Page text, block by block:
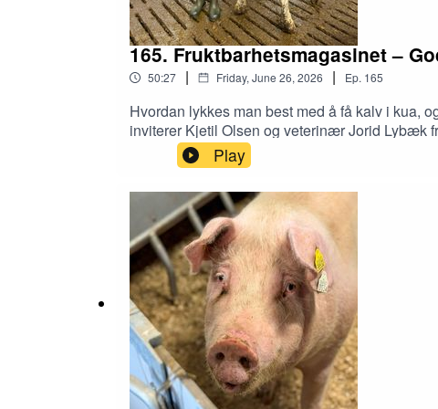
165. Fruktbarhetsmagasinet –
50:27 | Friday, June 26, 2026 | Ep. 165
Hvordan lykkes man best med å få kalv i kua,
inviterer Kjetil Olsen og veterinær Jorid Lybæk
Johannes Hjelmeland deler av sin brede
aktivitetsmålere som Horizon og SenseHub
faktorer som mineraler og godt underlag er
ha is i magen når det gjelder det rette
Kjetil Olsen.
Play